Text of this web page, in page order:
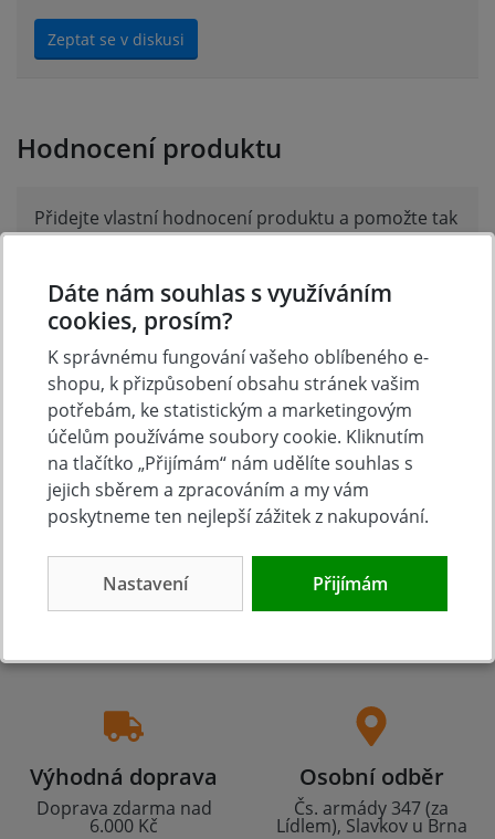
Zeptat se v diskusi
Hodnocení produktu
Přidejte vlastní hodnocení produktu a pomožte tak
dalším nakupujícím.
Přidat vlastní hodnocení
Tradice Zboží skladem
Výhodná doprava
Doprava zdarma nad
6.000 Kč
Osobní odběr
Čs. armády 347 (za
Lídlem), Slavkov u Brna
Dáte nám souhlas s využíváním
cookies, prosím?
K správnému fungování vašeho oblíbeného e-
shopu, k přizpůsobení obsahu stránek vašim
potřebám, ke statistickým a marketingovým
účelům používáme soubory cookie. Kliknutím
na tlačítko „Přijímám“ nám udělíte souhlas s
jejich sběrem a zpracováním a my vám
poskytneme ten nejlepší zážitek z nakupování.
Nastavení Přijímám